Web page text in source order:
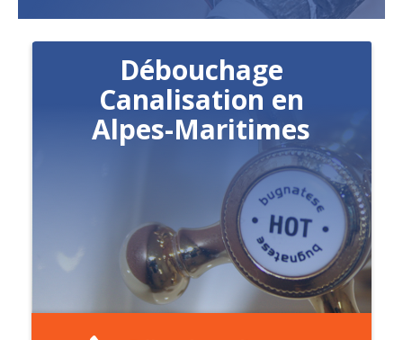
Débouchage
Canalisation en
Alpes-Maritimes